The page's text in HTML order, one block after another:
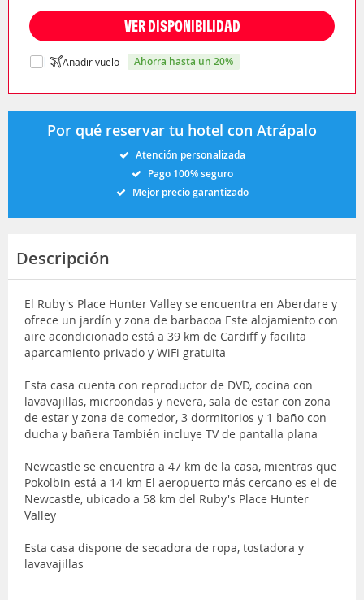
VER DISPONIBILIDAD
Añadir vuelo ahorra hasta un 20%
Por qué reservar tu hotel con Atrápalo
Atención personalizada
Pago 100% seguro
Mejor precio garantizado
Descripción
El Ruby's Place Hunter Valley se encuentra en Aberdare y
ofrece un jardín y zona de barbacoa Este alojamiento con
aire acondicionado está a 39 km de Cardiff y facilita
aparcamiento privado y WiFi gratuita
Esta casa cuenta con reproductor de DVD, cocina con
lavavajillas, microondas y nevera, sala de estar con zona
de estar y zona de comedor, 3 dormitorios y 1 baño con
ducha y bañera También incluye TV de pantalla plana
Newcastle se encuentra a 47 km de la casa, mientras que
Pokolbin está a 14 km El aeropuerto más cercano es el de
Newcastle, ubicado a 58 km del Ruby's Place Hunter
Valley
Esta casa dispone de secadora de ropa, tostadora y
lavavajillas